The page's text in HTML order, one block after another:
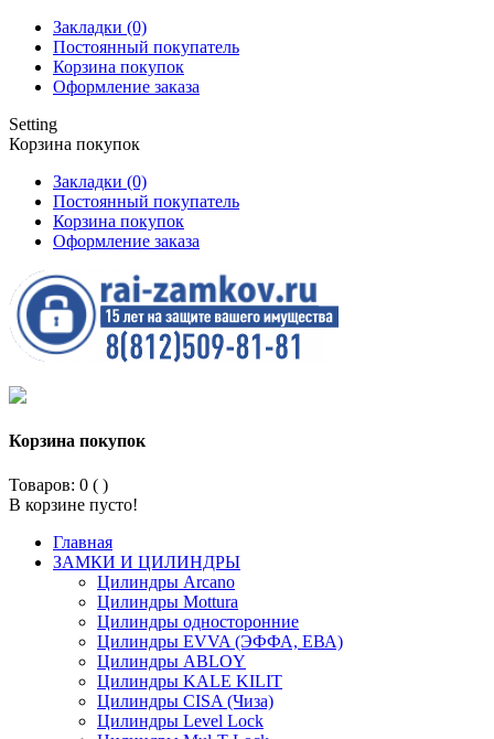
Закладки (0)
Постоянный покупатель
Корзина покупок
Оформление заказа
Setting
Корзина покупок
Закладки (0)
Постоянный покупатель
Корзина покупок
Оформление заказа
Корзина покупок
Товаров: 0 ( )
В корзине пусто!
Главная
ЗАМКИ И ЦИЛИНДРЫ
Цилиндры Arcano
Цилиндры Mottura
Цилиндры односторонние
Цилиндры EVVA (ЭФФА, ЕВА)
Цилиндры ABLOY
Цилиндры KALE KILIT
Цилиндры CISA (Чиза)
Цилиндры Level Lock